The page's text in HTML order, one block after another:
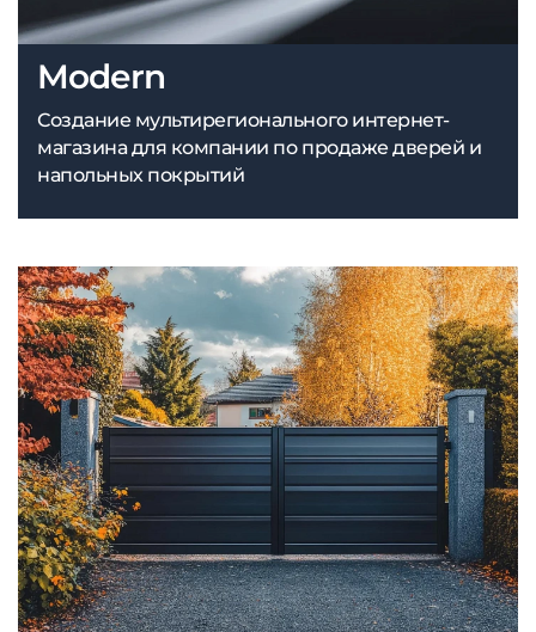
Modern
Создание мультирегионального интернет-
магазина для компании по продаже дверей и
напольных покрытий